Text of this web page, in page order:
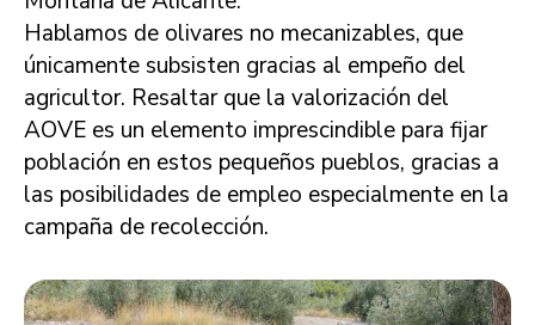
Hablamos de olivares no mecanizables, que
únicamente subsisten gracias al empeño del
agricultor. Resaltar que la valorización del
AOVE es un elemento imprescindible para fijar
población en estos pequeños pueblos, gracias a
las posibilidades de empleo especialmente en la
campaña de recolección.